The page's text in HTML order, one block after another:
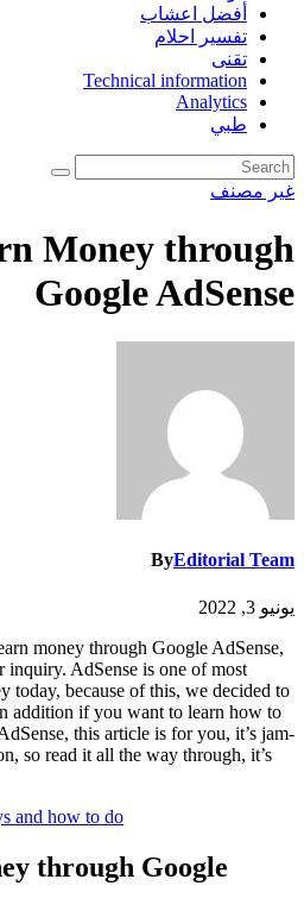
أفضل اعشاب
تفسير احلام
تقنى
Technical information
Analytics
طبي
غير مصنف
Money through
Google AdSense
ByEditorial Team
يونيو 3, 2022
money through Google AdSense,
inquiry. AdSense is one of most
today, because of this, we decided to
addition if you want to learn how to
this article is for you, it’s jam-
so read it all the way through, it’s
and how to do
through Google